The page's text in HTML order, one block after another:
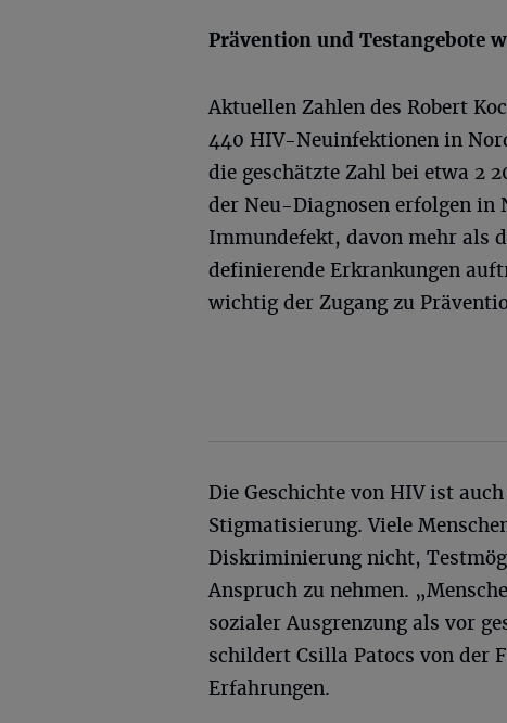
Prävention und Testangebote
Aktuellen Zahlen des Robert
440 HIV-Neuinfektionen in
die geschätzte Zahl bei etwa 2
der Neu-Diagnosen erfolgen
Immundefekt, davon mehr als
definierende Erkrankungen
wichtig der Zugang zu
Die Geschichte von HIV ist
Stigmatisierung. Viele
Diskriminierung nicht,
Anspruch zu nehmen.
sozialer Ausgrenzung als vor
schildert Csilla Patocs von der
Erfahrungen.